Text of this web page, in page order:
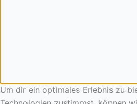
Um dir ein optimales Erlebnis zu